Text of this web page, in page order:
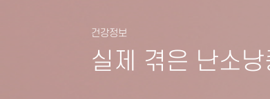
건강정보
실제 겪은 난소